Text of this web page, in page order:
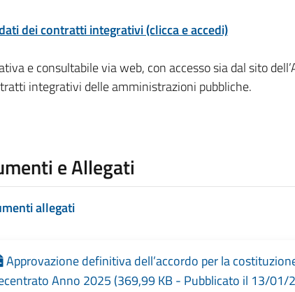
dei contratti integrativi (clicca e accedi)
e consultabile via web, con accesso sia dal sito
integrativi delle amministrazioni pubbliche.
e Allegati
allegati
Approvazione definitiva dell’accordo per la
Anno 2025 (369,99 KB - Pubblicato il 13/01/